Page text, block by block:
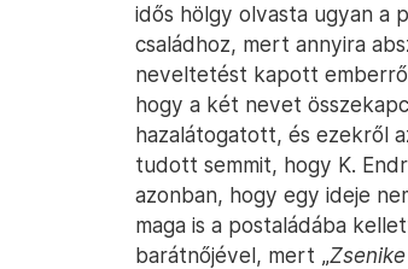
idős hölgy olvasta ugyan a
családhoz, mert annyira
neveltetést kapott
hogy a két nevet
hazalátogatott, és ezekről
tudott semmit, hogy K.
azonban, hogy egy ideje
maga is a postaládába
barátnőjével, mert „